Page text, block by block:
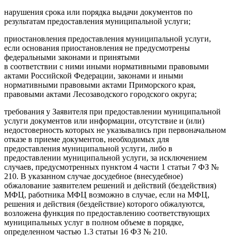
нарушения срока или порядка выдачи документов по
результатам предоставления муниципальной услуги;
приостановления предоставления муниципальной услуги,
если основания приостановления не предусмотрены
федеральными законами и принятыми
в соответствии с ними иными нормативными правовыми
актами Российской Федерации, законами и иными
нормативными правовыми актами Приморского края,
правовыми актами Лесозаводского городского округа;
требования у Заявителя при предоставлении муниципальной
услуги документов или информации, отсутствие и (или)
недостоверность которых не указывались при первоначальном
отказе в приеме документов, необходимых для
предоставления муниципальной услуги, либо в
предоставлении муниципальной услуги, за исключением
случаев, предусмотренных пунктом 4 части 1 статьи 7 ФЗ №
210. В указанном случае досудебное (внесудебное)
обжалование заявителем решений и действий (бездействия)
МФЦ, работника МФЦ возможно в случае, если на МФЦ,
решения и действия (бездействие) которого обжалуются,
возложена функция по предоставлению соответствующих
муниципальных услуг в полном объеме в порядке,
определенном частью 1.3 статьи 16 ФЗ № 210.